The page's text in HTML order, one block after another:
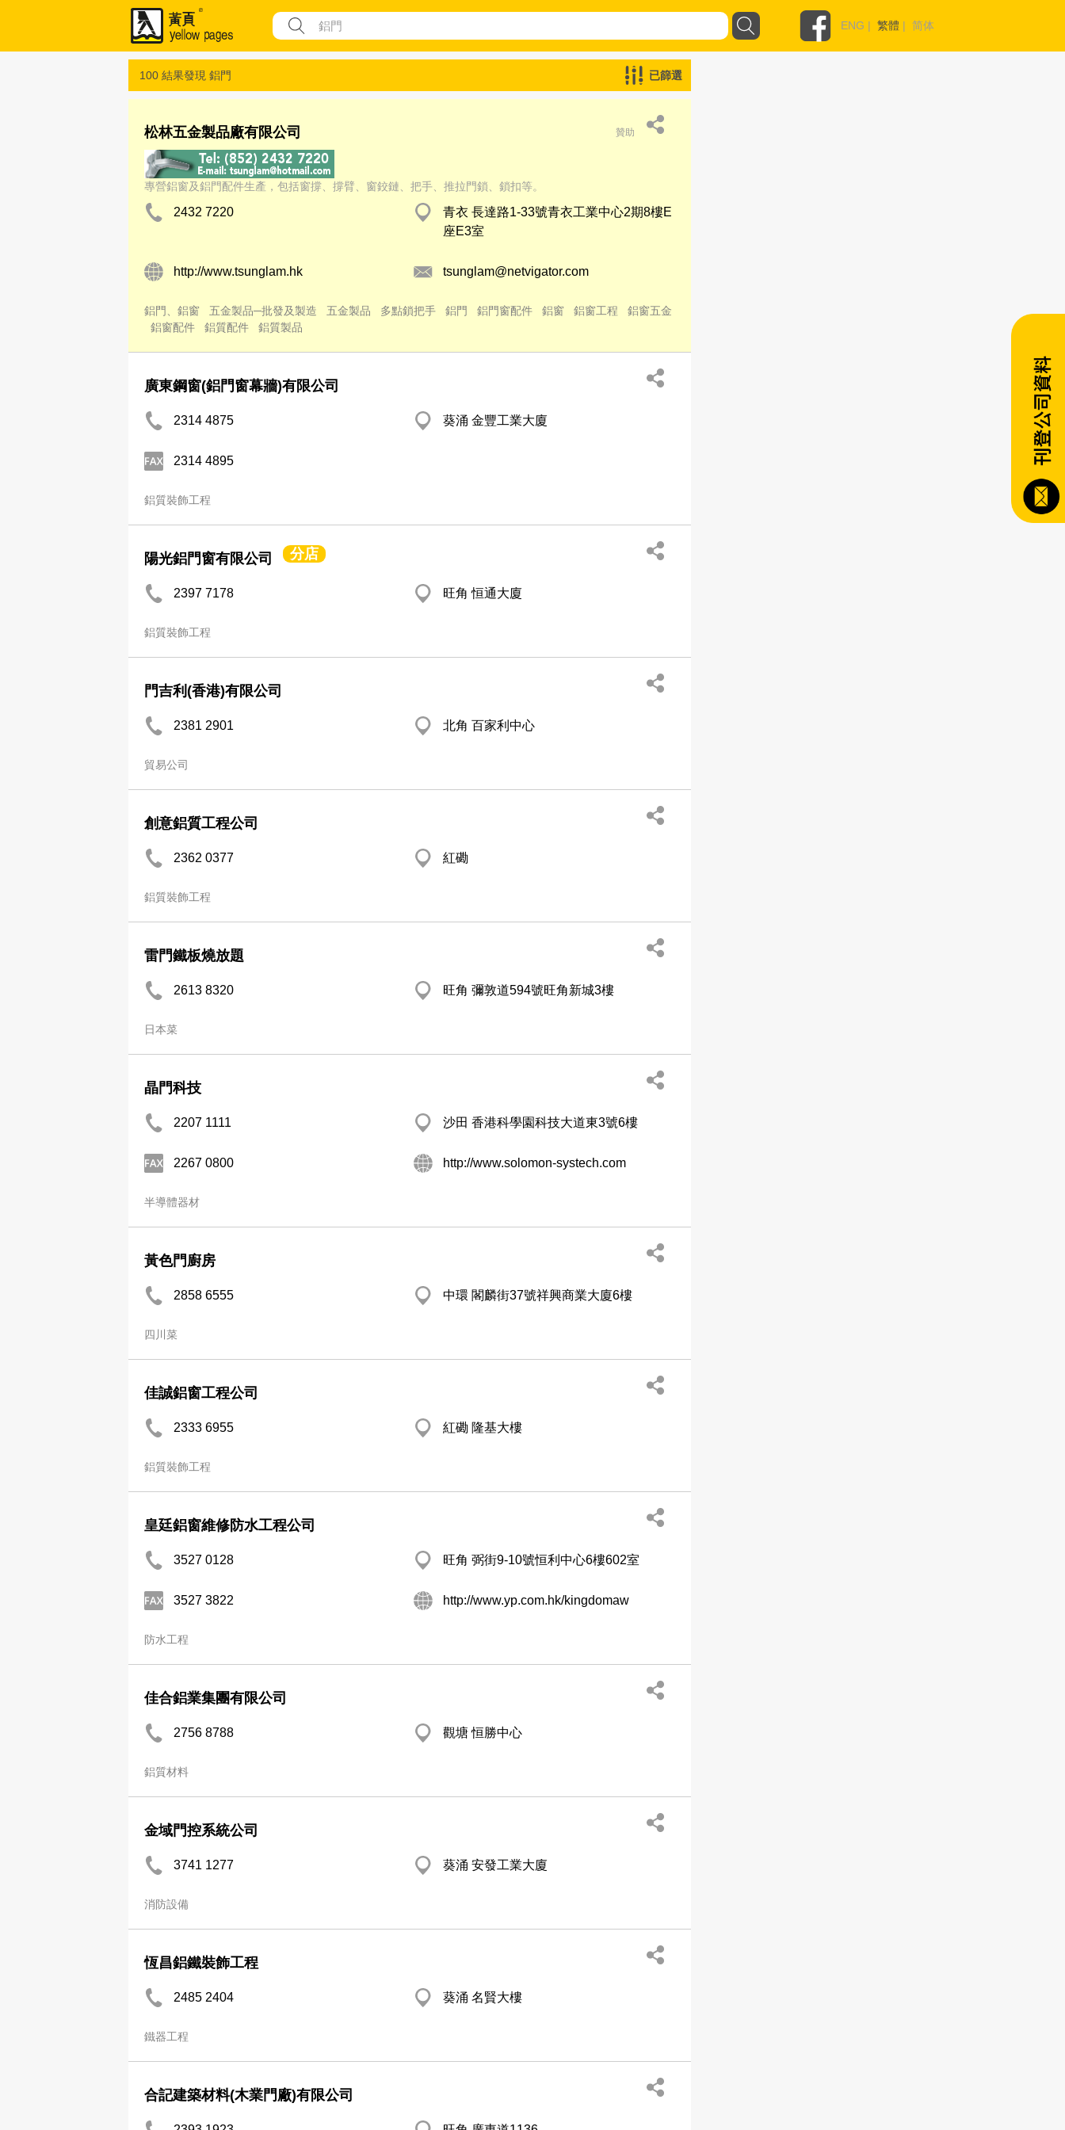
ENG | 繁體 | 简体
100 結果發現 鋁門 已篩選
松林五金製品廠有限公司 贊助
專營鋁窗及鋁門配件生產，包括窗撐、撐臂、窗鉸鏈、把手、推拉門鎖、鎖扣等。
2432 7220
青衣 長達路1-33號青衣工業中心2期8樓E
座E3室
http://www.tsunglam.hk tsunglam@netvigator.com
鋁門、鋁窗 五金製品─批發及製造 五金製品 多點鎖把手 鋁門 鋁門窗配件 鋁窗 鋁窗工程
鋁窗五金
鋁窗配件
鋁質配件 鋁質製品
廣東鋼窗(鋁門窗幕牆)有限公司
2314 4875 葵涌 金豐工業大廈
2314 4895
鋁質裝飾工程
陽光鋁門窗有限公司 分店
2397 7178 旺角 恒通大廈
鋁質裝飾工程
門吉利(香港)有限公司
2381 2901 北角 百家利中心
貿易公司
創意鋁質工程公司
2362 0377 紅磡
鋁質裝飾工程
雷門鐵板燒放題
2613 8320 旺角 彌敦道594號旺角新城3樓
日本菜
晶門科技
2207 1111 沙田 香港科學園科技大道東3號6樓
2267 0800 http://www.solomon-systech.com
半導體器材
黃色門廚房
2858 6555 中環 閣麟街37號祥興商業大廈6樓
四川菜
佳誠鋁窗工程公司
2333 6955 紅磡 隆基大樓
鋁質裝飾工程
皇廷鋁窗維修防水工程公司
3527 0128 旺角 弼街9-10號恒利中心6樓602室
3527 3822 http://www.yp.com.hk/kingdomaw
防水工程
佳合鋁業集團有限公司
2756 8788 觀塘 恒勝中心
鋁質材料
金域門控系統公司
3741 1277 葵涌 安發工業大廈
消防設備
恆昌鋁鐵裝飾工程
2485 2404 葵涌 名賢大樓
鐵器工程
合記建築材料(木業門廠)有限公司